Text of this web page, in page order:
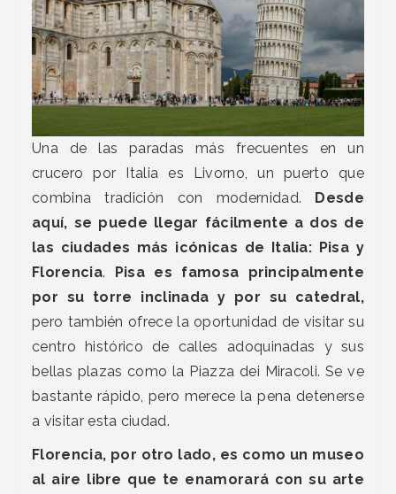
Una de las paradas más frecuentes en un
crucero por Italia es Livorno, un puerto que
combina tradición con modernidad. Desde
aquí, se puede llegar fácilmente a dos de
las ciudades más icónicas de Italia: Pisa y
Florencia. Pisa es famosa principalmente
por su torre inclinada y por su catedral,
pero también ofrece la oportunidad de visitar su
centro histórico de calles adoquinadas y sus
bellas plazas como la Piazza dei Miracoli. Se ve
bastante rápido, pero merece la pena detenerse
a visitar esta ciudad.
Florencia, por otro lado, es como un museo
al aire libre que te enamorará con su arte